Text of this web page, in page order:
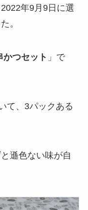
年9月9日に選
。
かつセット 」で
て、3パックある
遜色ない味が自